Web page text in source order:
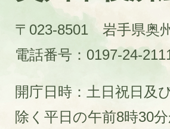
〒023-8501 岩手県奥
電話番号：0197-24-
開庁日時：土日祝日及
除く平日の午前8時30